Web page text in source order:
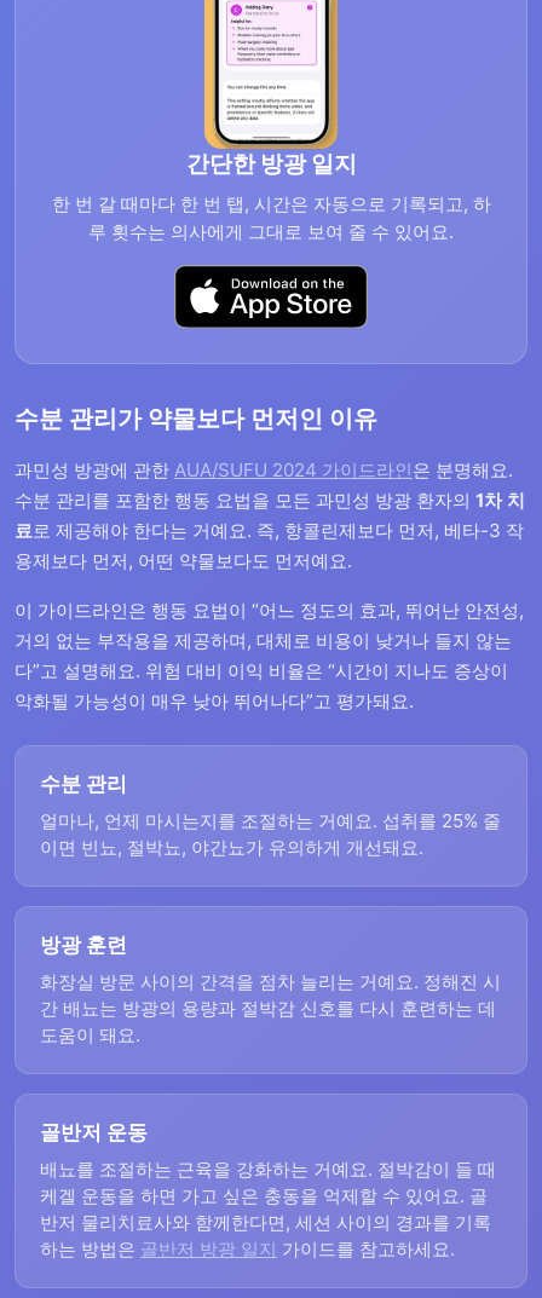
간단한 방광 일지
한 번 갈 때마다 한 번 탭, 시간은 자동으로 기록되고, 하
루 횟수는 의사에게 그대로 보여 줄 수 있어요.
수분 관리가 약물보다 먼저인 이유
과민성 방광에 관한 AUA/SUFU 2024 가이드라인은 분명해요.
수분 관리를 포함한 행동 요법을 모든 과민성 방광 환자의 1차 치
료로 제공해야 한다는 거예요. 즉, 항콜린제보다 먼저, 베타-3 작
용제보다 먼저, 어떤 약물보다도 먼저예요.
이 가이드라인은 행동 요법이 “어느 정도의 효과, 뛰어난 안전성,
거의 없는 부작용을 제공하며, 대체로 비용이 낮거나 들지 않는
다”고 설명해요. 위험 대비 이익 비율은 “시간이 지나도 증상이
악화될 가능성이 매우 낮아 뛰어나다”고 평가돼요.
수분 관리
얼마나, 언제 마시는지를 조절하는 거예요. 섭취를 25% 줄
이면 빈뇨, 절박뇨, 야간뇨가 유의하게 개선돼요.
방광 훈련
화장실 방문 사이의 간격을 점차 늘리는 거예요. 정해진 시
간 배뇨는 방광의 용량과 절박감 신호를 다시 훈련하는 데
도움이 돼요.
골반저 운동
배뇨를 조절하는 근육을 강화하는 거예요. 절박감이 들 때
케겔 운동을 하면 가고 싶은 충동을 억제할 수 있어요. 골
반저 물리치료사와 함께한다면, 세션 사이의 경과를 기록
하는 방법은 골반저 방광 일지 가이드를 참고하세요.